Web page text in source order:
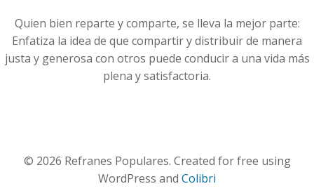
Quien bien reparte y comparte, se lleva la mejor parte:
Enfatiza la idea de que compartir y distribuir de manera
justa y generosa con otros puede conducir a una vida más
plena y satisfactoria.
© 2026 Refranes Populares. Created for free using
WordPress and Colibri